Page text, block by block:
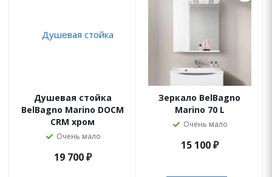
Душевая стойка
BelBagno Marino DOCM
CRM хром
Очень мало
19 700₽
Зеркало BelBagno
Marino 70 L
Очень мало
15 100₽